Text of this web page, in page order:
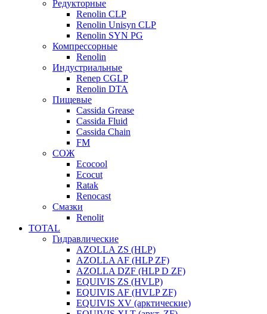
Редукторные
Renolin CLP
Renolin Unisyn CLP
Renolin SYN PG
Компрессорные
Renolin
Индустриальные
Renep CGLP
Renolin DTA
Пищевые
Cassida Grease
Cassida Fluid
Cassida Chain
FM
СОЖ
Ecocool
Ecocut
Ratak
Renocast
Смазки
Renolit
TOTAL
Гидравлические
AZOLLA ZS (HLP)
AZOLLA AF (HLP ZF)
AZOLLA DZF (HLP D ZF)
EQUIVIS ZS (HVLP)
EQUIVIS AF (HVLP ZF)
EQUIVIS XV (арктические)